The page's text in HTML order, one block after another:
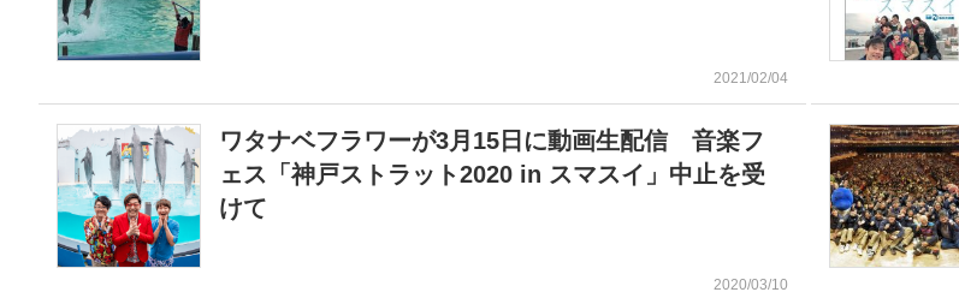
2021/02/04
ワタナベフラワーが3月15日に動画生配信 音楽フ
ェス「神戸ストラット2020 in スマスイ」中止を受
けて
2020/03/10